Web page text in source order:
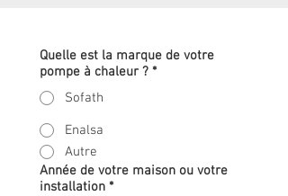
Quelle est la marque de votre
pompe à chaleur ? *
Sofath
Enalsa
Autre
Année de votre maison ou votre
installation *